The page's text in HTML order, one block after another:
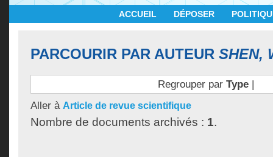
ACCUEIL DÉPOSER
PARCOURIR PAR AUTEUR SHEN,
Regrouper par Type|
Aller à Article de revue scientifique
Nombre de documents archivés : 1.